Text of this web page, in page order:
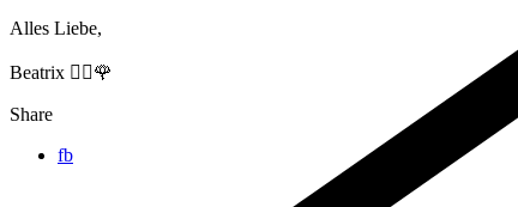
Alles Liebe,
Beatrix 🙋‍♀️🌹
Share
fb